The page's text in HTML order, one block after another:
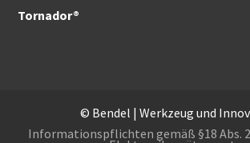
Tornador®
© Bendel | Werkzeug und
Informationspflichten gemäß §18 Abs.